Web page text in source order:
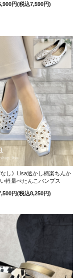
円(税込7,590円)
なし》Lisa透かし柄楽ちんか
軽量ぺたんこパンプス
円(税込8,250円)